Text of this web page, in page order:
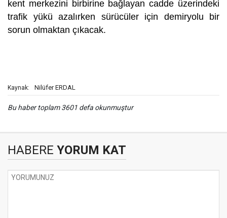
kent merkezini birbirine bağlayan cadde üzerindeki
trafik yükü azalırken sürücüler için demiryolu bir
sorun olmaktan çıkacak.
Kaynak: Nilüfer ERDAL
Bu haber toplam 3601 defa okunmuştur
HABERE YORUM KAT